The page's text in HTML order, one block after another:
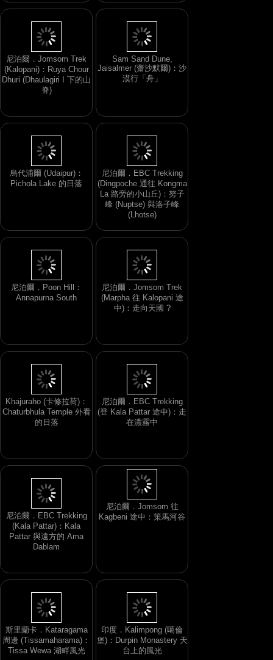
尼泊爾．Jomsom Trek
(Kalopani)：Ruya Chour
Dhuri (Dhaulagiri I 下的山
脊)
Sam Sand Dune,
Jaisalmer (齋沙默爾)：沙
漠行「舟」
烏代浦爾 (Udaipur)：
Pichola Lake 的日落
尼泊爾．EBC Trekking
(Dingpoche 通往 Kongma
La 路旁的小山丘)：努子
峰 (Nuptse) 與洛子峰
(Lhotse)
尼泊爾．Poon Hill：
Annapurna South
尼泊爾．Jomsom Trek
(Marpha 往 Kalopani 途
中)：走向天國 ?
Khajuraho (卡修拉荷)：
Chaturbhula Temple 外看
的日落
尼泊爾．EBC Trekking
(登 Kala Pattar 途中)：走
在濃霧中
尼泊爾．EBC Trekking
(Kala Pattar)：Kala
Pattar 與遠方的 Ama
Dablam
尼泊爾．Jomsom 往
Kagbeni 途中：策馬河谷
斯里蘭卡．Kataragama
周邊 (Tissamaharama)：
Tissa Wewa 湖畔風光
印度．Kalimpong (噶倫
堡)：Durpin Monastery 天
台上的風光